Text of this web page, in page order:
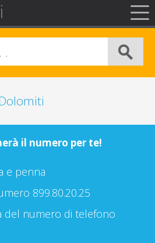
il numero per te!
e penna
899.80.20.25
del numero di telefono